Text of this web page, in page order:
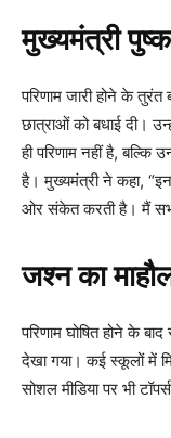
मुख्यमंत्री
परिणाम जारी होने के
छात्राओं को बधाई दी।
ही परिणाम नहीं है,
है। मुख्यमंत्री ने कहा,
ओर संकेत करती है। मैं सभी
जश्न का
परिणाम घोषित होने के
देखा गया। कई स्कूलों में
सोशल मीडिया पर भी